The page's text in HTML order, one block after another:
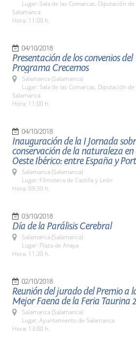
Lugar: Sala de las Comarcas. Diputación de
Salamanca
Hora: 11:00 h.
04/10/2018
Presentación de los convenios del
Programa Crecemos
Salamanca (Salamanca)
Lugar: Sala de las Comarcas. Diputación de
Salamanca
Hora: 11:00 h.
04/10/2018
Inauguración de la I Jornada
conservación de la naturaleza en
Oeste Ibérico: entre España y
Salamanca (Salamanca)
Lugar: Filmoteca de Castilla y León
Hora: 09:30 h.
03/10/2018
Día de la Parálisis Cerebral
Salamanca (Salamanca)
Lugar: Plaza de Anaya
Hora: 11:30 h.
02/10/2018
Reunión del jurado del Premio a
Mejor Faena de la Feria Taurina
Salamanca (Salamanca)
Lugar: Ayuntamiento de Salamanca
Hora: 13:00 h.